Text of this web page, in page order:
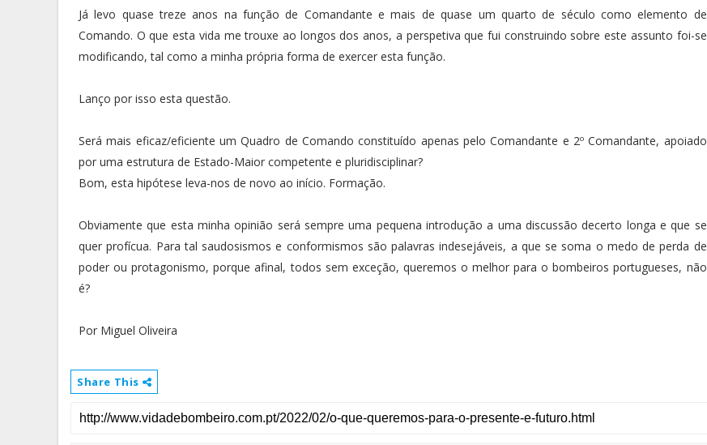
Já levo quase treze anos na função de Comandante e mais de quase um quarto de século como elemento de
Comando. O que esta vida me trouxe ao longos dos anos, a perspetiva que fui construindo sobre este assunto foi-se
modificando, tal como a minha própria forma de exercer esta função.
Lanço por isso esta questão.
Será mais eficaz/eficiente um Quadro de Comando constituído apenas pelo Comandante e 2º Comandante, apoiado
por uma estrutura de Estado-Maior competente e pluridisciplinar?
Bom, esta hipótese leva-nos de novo ao início. Formação.
Obviamente que esta minha opinião será sempre uma pequena introdução a uma discussão decerto longa e que se
quer profícua. Para tal saudosismos e conformismos são palavras indesejáveis, a que se soma o medo de perda de
poder ou protagonismo, porque afinal, todos sem exceção, queremos o melhor para o bombeiros portugueses, não
é?
Por Miguel Oliveira
Share This